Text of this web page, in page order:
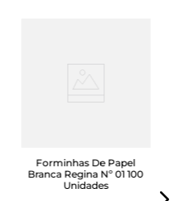
Forminhas De Papel
Branca Regina Nº 01 100
Unidades